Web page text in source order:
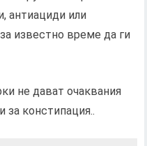
антиациди или
известно време да ги
не дават очаквания
за констипация..